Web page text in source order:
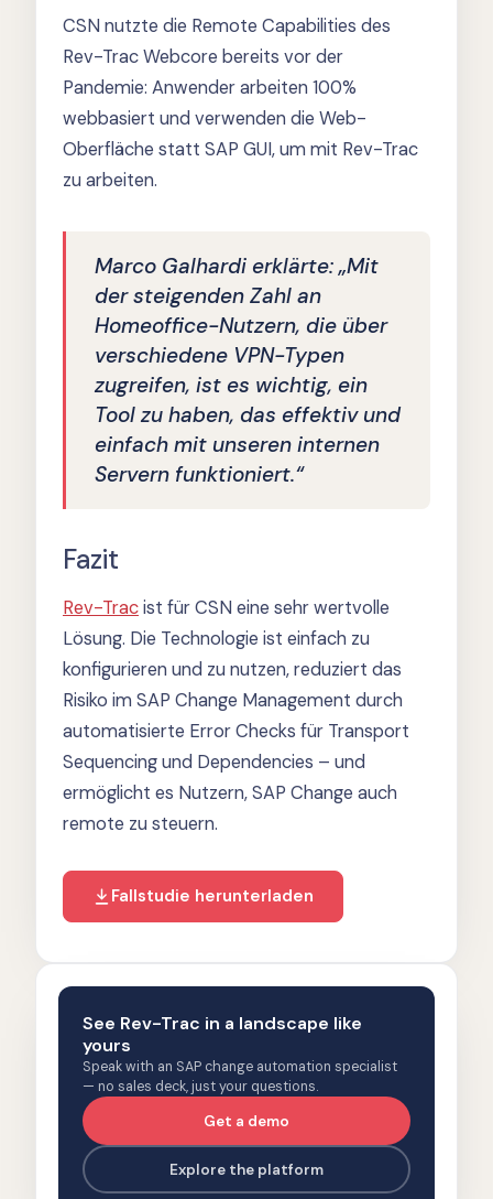
CSN nutzte die Remote Capabilities des
Rev-Trac Webcore bereits vor der
Pandemie: Anwender arbeiten 100%
webbasiert und verwenden die Web-
Oberfläche statt SAP GUI, um mit Rev-Trac
zu arbeiten.
Marco Galhardi erklärte: „Mit
der steigenden Zahl an
Homeoffice-Nutzern, die über
verschiedene VPN-Typen
zugreifen, ist es wichtig, ein
Tool zu haben, das effektiv und
einfach mit unseren internen
Servern funktioniert.“
Fazit
Rev-Tracist für CSN eine sehr wertvolle
Lösung. Die Technologie ist einfach zu
konfigurieren und zu nutzen, reduziert das
Risiko im SAP Change Management durch
automatisierte Error Checks für Transport
Sequencing und Dependencies – und
ermöglicht es Nutzern, SAP Change auch
remote zu steuern.
Fallstudie herunterladen
See Rev-Trac in a landscape like
yours
Speak with an SAP change automation specialist
— no sales deck, just your questions.
Get a demo
Explore the platform